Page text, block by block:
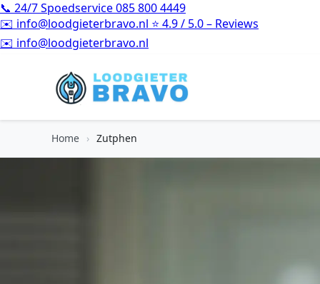
📞 24/7 Spoedservice085 800 4449
✉️ info@loodgieterbravo.nl ⭐ 4.9 / 5.0 – Reviews
⭐4.9 / 5.0 – Reviews
Home › Zutphen